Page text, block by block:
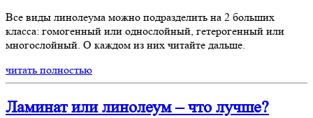
Все виды линолеума можно подразделить на 2 больших
класса: гомогенный или однослойный, гетерогенный или
многослойный. О каждом из них читайте дальше.
читать полностью
Ламинат или линолеум – что лучше?